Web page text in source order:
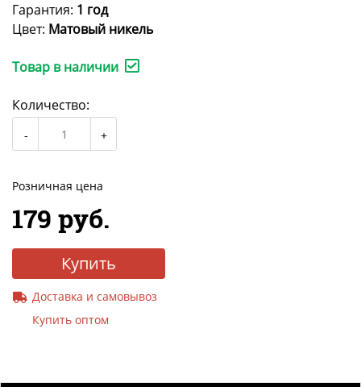
Гарантия: 1 год
Цвет: Матовый никель
Товар в наличии
Количество:
Розничная цена
179 руб.
Купить
Доставка и самовывоз
Купить оптом